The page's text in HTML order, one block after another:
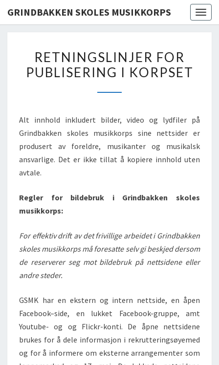
GRINDBAKKEN SKOLES MUSIKKORPS
FOR
PUBLISERING
RETNINGSLINJER FOR
PUBLISERING I KORPSET
Alt innhold inkludert bilder, video og lydfiler på
Grindbakken skoles musikkorps sine nettsider er
produsert av foreldre, musikanter og musikalsk
ansvarlige. Det er ikke tillat å kopiere innhold uten
avtale.
Regler for bildebruk i Grindbakken skoles
musikkorps:
For effektiv drift av det frivillige arbeidet i Grindbakken
skoles musikkorps må foresatte selv gi beskjed dersom
de reserverer seg mot bildebruk på nettsidene eller
andre steder.
GSMK har en ekstern og intern nettside, en åpen
Facebook–side, en lukket Facebook-gruppe, amt
Youtube- og og Flickr-konti. De åpne nettsidene
brukes for å dele informasjon i rekrutteringsøyemed
og for å informere om eksterne arrangementer som